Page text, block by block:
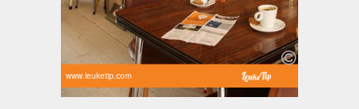
www.leuketip.com